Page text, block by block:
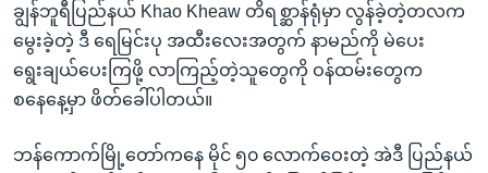
ချွန်ဘူရီပြည်နယ် Khao Kheaw တိရစ္ဆာန်ရုံမှာ လွန်ခဲ့တဲ့တလက
မွေးခဲ့တဲ့ ဒီ ရေမြင်းပု အထီးလေးအတွက် နာမည်ကို မဲပေး
ရွေးချယ်ပေးကြဖို့ လာကြည့်တဲ့သူတွေကို ဝန်ထမ်းတွေက
စနေနေ့မှာ ဖိတ်ခေါ်ပါတယ်။
ဘန်ကောက်မြို့တော်ကနေ မိုင် ၅၀ လောက်ဝေးတဲ့ အဲဒီ ပြည်နယ်